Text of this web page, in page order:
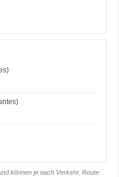
können je nach Verkehr, Route